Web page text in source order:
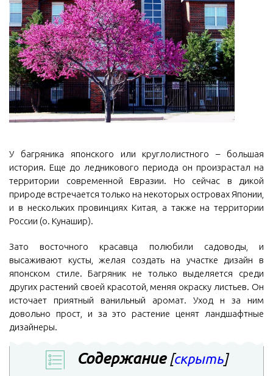
У багряника японского или круглолистного – большая
история. Еще до ледникового периода он произрастал на
территории современной Евразии. Но сейчас в дикой
природе встречается только на некоторых островах Японии,
и в нескольких провинциях Китая, а также на территории
России (о. Кунашир).
Зато восточного красавца полюбили садоводы, и
высаживают кусты, желая создать на участке дизайн в
японском стиле. Багряник не только выделяется среди
других растений своей красотой, меняя окраску листьев. Он
источает приятный ванильный аромат. Уход н за ним
довольно прост, и за это растение ценят ландшафтные
дизайнеры.
Содержание [скрыть]